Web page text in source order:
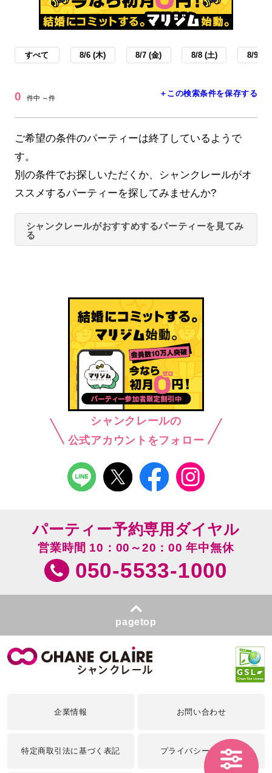
すべて 8/6 (木) 8/7 (金) 8/8 (土) 8/9 (日
0 件中 ～件 ＋この検索条件を保存する
ご希望の条件のパーティーは終了しているようで
す。
別の条件でお探しいただくか、シャンクレールがオ
ススメするパーティーを探してみませんか?
シャンクレールがおすすめするパーティーを見てみ
る
シャンクレールの
公式アカウントをフォロー
パーティー予約専用ダイヤル
営業時間 10：00～20：00 年中無休
050-5533-1000
pagetop
企業情報 お問い合わせ
特定商取引法に基づく表記 プライバシーポリシー